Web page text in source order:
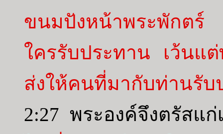
ขนมปังหน้าพระพักต
ใครรับประทาน เว้นแ
ส่งให้คนที่มากับท่านรับ
2:27 พระองค์จึงตรัสแ